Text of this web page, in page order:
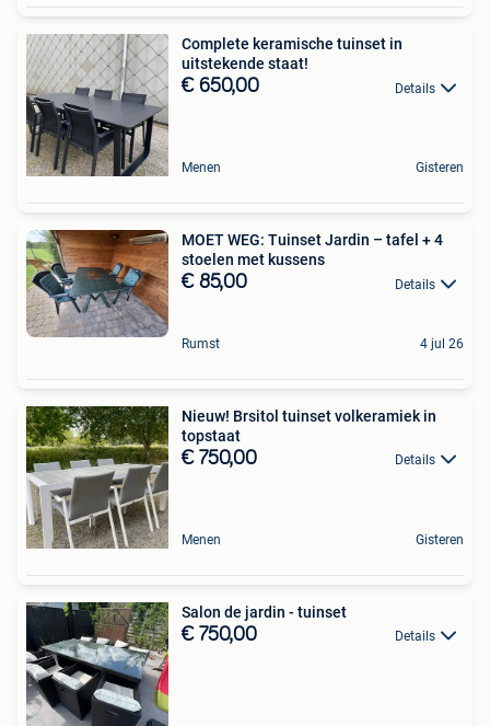
Complete keramische tuinset in
uitstekende staat!
€ 650,00 Details
Menen Gisteren
MOET WEG: Tuinset Jardin – tafel + 4
stoelen met kussens
€ 85,00 Details
Rumst 4 jul 26
Nieuw! Brsitol tuinset volkeramiek in
topstaat
€ 750,00 Details
Menen Gisteren
Salon de jardin - tuinset
€ 750,00 Details